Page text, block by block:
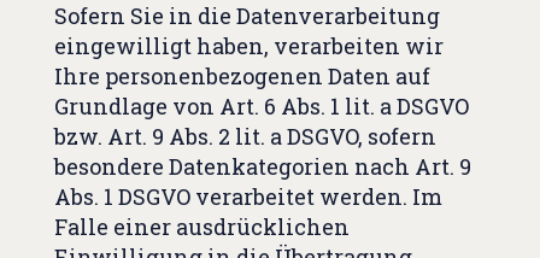
Sofern Sie in die Datenverarbeitung
eingewilligt haben, verarbeiten wir
Ihre personenbezogenen Daten auf
Grundlage von Art. 6 Abs. 1 lit. a DSGVO
bzw. Art. 9 Abs. 2 lit. a DSGVO, sofern
besondere Datenkategorien nach Art. 9
Abs. 1 DSGVO verarbeitet werden. Im
Falle einer ausdrücklichen